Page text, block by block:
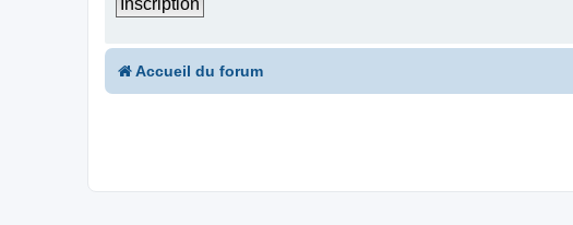
Inscription
Accueil du forum